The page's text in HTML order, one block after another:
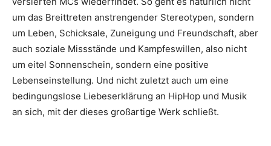
um das Breittreten anstrengender Stereotypen, sondern
um Leben, Schicksale, Zuneigung und Freundschaft, aber
auch soziale Missstände und Kampfeswillen, also nicht
um eitel Sonnenschein, sondern eine positive
Lebenseinstellung. Und nicht zuletzt auch um eine
bedingungslose Liebeserklärung an HipHop und Musik
an sich, mit der dieses großartige Werk schließt.